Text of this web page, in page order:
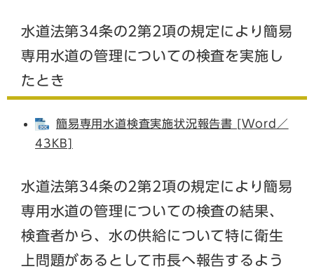
水道法第34条の2第2項の規定により簡易
専用水道の管理についての検査を実施し
たとき
簡易専用水道検査実施状況報告書 [Word／
43KB]
水道法第34条の2第2項の規定により簡易
専用水道の管理についての検査の結果、
検査者から、水の供給について特に衛生
上問題があるとして市長へ報告するよう